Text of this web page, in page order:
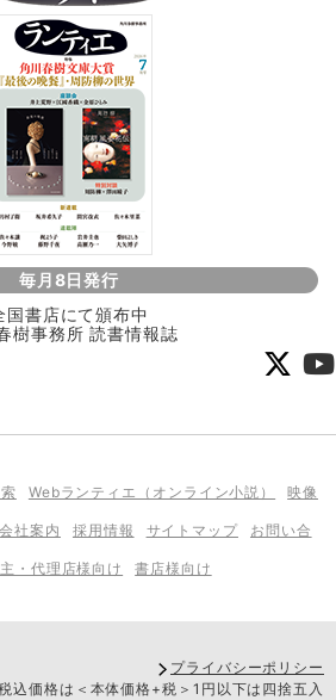
毎月8日発行
国書店にて頒布中
樹事務所 読書情報誌
Webランティエ（オンライン小説） 映像
会社案内 採用情報 サイトマップ お問い合
・代理店様向け 書店様向け
プライバシーポリシー
込価格は＜本体価格+税＞1円以下は四捨五入